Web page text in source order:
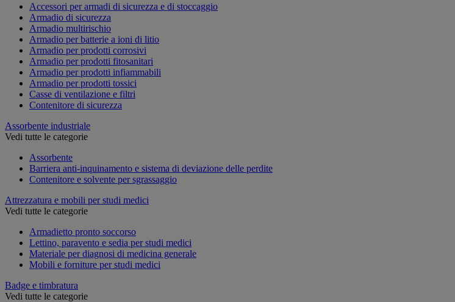
Accessori per armadi di sicurezza e di stoccaggio
Armadio di sicurezza
Armadio multirischio
Armadio per batterie a ioni di litio
Armadio per prodotti corrosivi
Armadio per prodotti fitosanitari
Armadio per prodotti infiammabili
Armadio per prodotti tossici
Casse di ventilazione e filtri
Contenitore di sicurezza
Assorbente industriale
Vedi tutte le categorie
Assorbente
Barriera anti-inquinamento e sistema di deviazione delle perdite
Contenitore e solvente per sgrassaggio
Attrezzatura e mobili per studi medici
Vedi tutte le categorie
Armadietto pronto soccorso
Lettino, paravento e sedia per studi medici
Materiale per diagnosi di medicina generale
Mobili e forniture per studi medici
Badge e timbratura
Vedi tutte le categorie